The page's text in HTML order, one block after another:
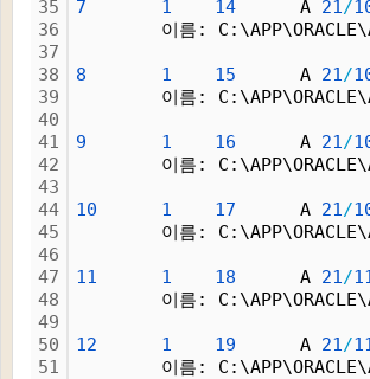
35
36
37
38
39
40
41
42
43
44
45
46
47
48
49
50
51
7 1 14 A 21/
이름:
8 1 15 A 21/
이름:
9 1 16 A 21/
이름:
10 1 17 A 21/
이름:
11 1 18 A 21/
이름:
12 1 19 A 21/
이름: